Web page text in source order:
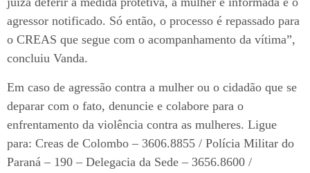
agressor notificado. Só então, o processo é repassado para
o CREAS que segue com o acompanhamento da vítima”,
concluiu Vanda.
Em caso de agressão contra a mulher ou o cidadão que se
deparar com o fato, denuncie e colabore para o
enfrentamento da violência contra as mulheres. Ligue
para: Creas de Colombo – 3606.8855 / Polícia Militar do
Paraná – 190 – Delegacia da Sede – 3656.8600 /